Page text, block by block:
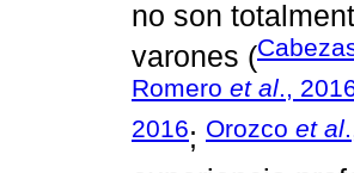
no son
varones (
Romero et al.,
2016; Orozco et al